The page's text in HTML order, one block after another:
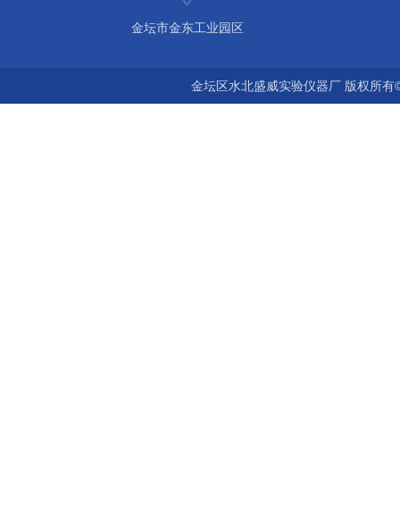
金坛市金东工业园区
金坛区水北盛威实验仪器厂 版权所